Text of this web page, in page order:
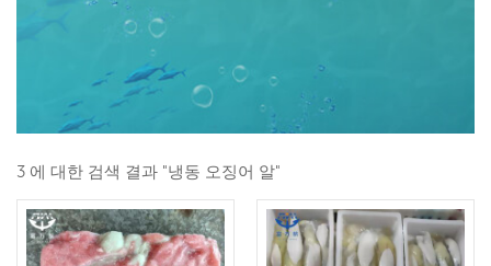
3 에 대한 검색 결과 "냉동 오징어 알"